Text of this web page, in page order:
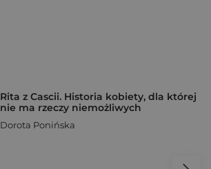
Rita z Cascii. Historia kobiety, dla której
nie ma rzeczy niemożliwych
Dorota Ponińska